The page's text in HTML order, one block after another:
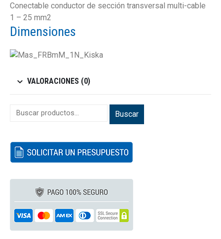
Conectable conductor de sección transversal multi-cable
1 – 25 mm2
Dimensiones
VALORACIONES (0)
Buscar